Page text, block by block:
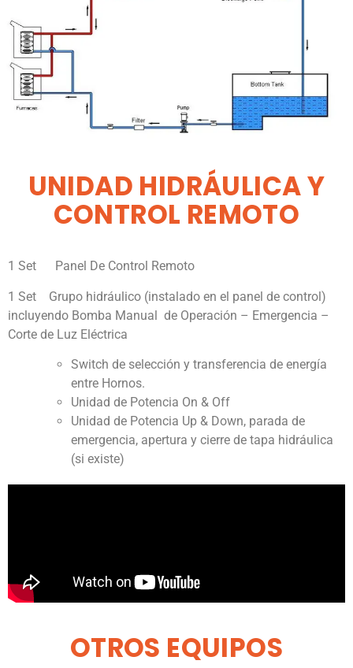
UNIDAD HIDRÁULICA Y
CONTROL REMOTO
1 Set Panel De Control Remoto
1 Set Grupo hidráulico (instalado en el panel de control)
incluyendo Bomba Manual de Operación – Emergencia –
Corte de Luz Eléctrica
Switch de selección y transferencia de energía
entre Hornos.
Unidad de Potencia On & Off
Unidad de Potencia Up & Down, parada de
emergencia, apertura y cierre de tapa hidráulica
(si existe)
OTROS EQUIPOS